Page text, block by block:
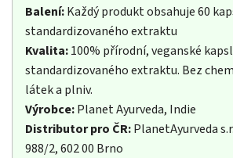
Balení:Každý produkt obsahuje 60
standardizovaného extraktu
Kvalita:100% přírodní, veganské
standardizovaného extraktu. Bez
látek a plniv.
Výrobce:Planet Ayurveda, Indie
Distributor pro ČR:PlanetAyurveda
988/2, 602 00 Brno